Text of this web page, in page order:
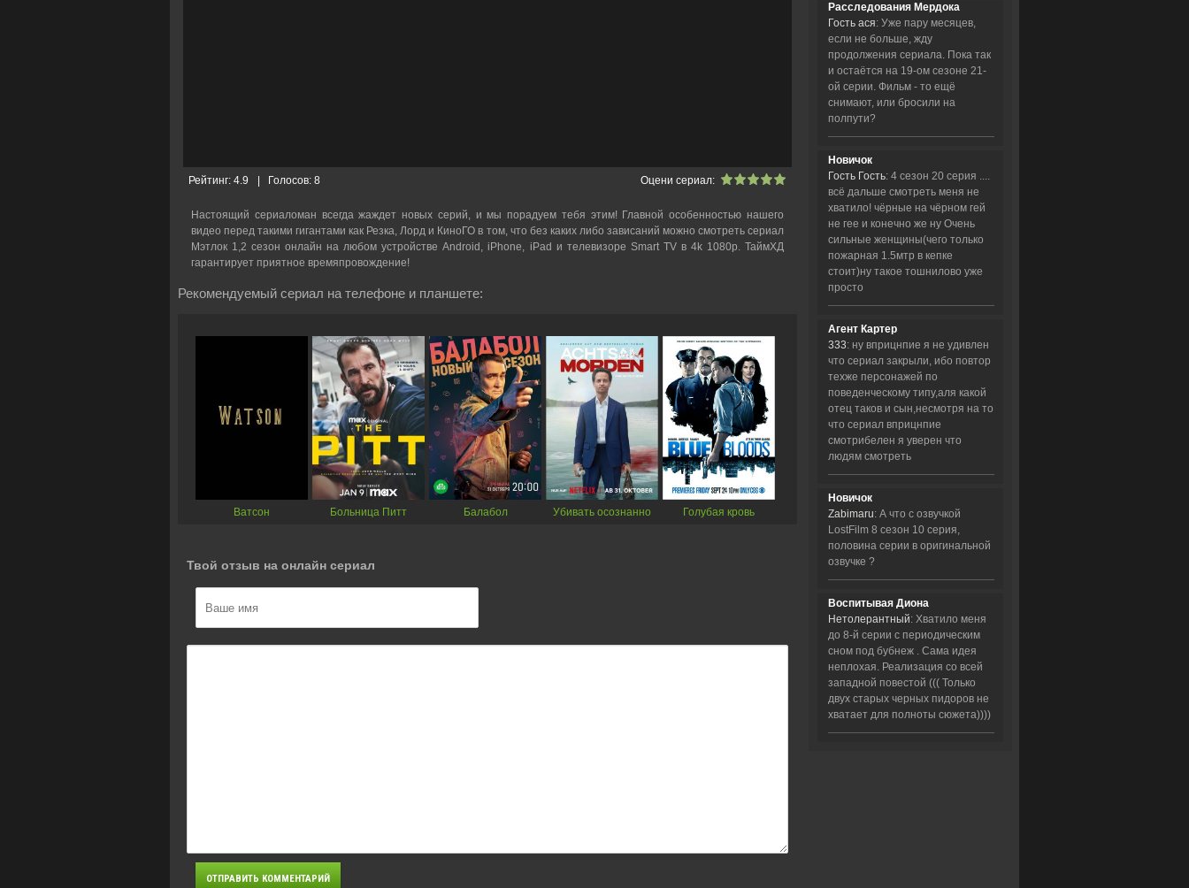
Оцени сериал:
Рейтинг: 4.9 Голосов:8
Настоящий сериаломан всегда жаждет новых серий, и мы порадуем тебя этим! Главной особенностью нашего
видео перед такими гигантами как Резка, Лорд и КиноГО в том, что без каких либо зависаний можно смотреть cериал
Мэтлок 1,2 сезон онлайн на любом устройстве Android, iPhone, iPad и телевизоре Smart TV в 4k 1080p. ТаймХД
гарантирует приятное времяпровождение!
Рекомендуемый сериал на телефоне и планшете:
Ватсон Больница Питт Балабол Убивать осознанно Голубая кровь
Твой отзыв на онлайн сериал
Расследования Мердока
Гость ася: Уже пару месяцев,
если не больше, жду
продолжения сериала. Пока так
и остаётся на 19-ом сезоне 21-
ой серии. Фильм - то ещё
снимают, или бросили на
полпути?
Новичок
Гость Гость: 4 сезон 20 серия ....
всё дальше смотреть меня не
хватило! чёрные на чёрном гей
не гее и конечно же ну Очень
сильные женщины(чего только
пожарная 1.5мтр в кепке
стоит)ну такое тошнилово уже
просто
Агент Картер
333: ну вприцнпие я не удивлен
что сериал закрыли, ибо повтор
техже персонажей по
поведенческому типу,аля какой
отец таков и сын,несмотря на то
что сериал вприцнпие
смотрибелен я уверен что
людям смотреть
Новичок
Zabimaru: А что с озвучкой
LostFilm 8 сезон 10 серия,
половина серии в оригинальной
озвучке ?
Воспитывая Диона
Нетолерантный: Хватило меня
до 8-й серии с периодическим
сном под бубнеж . Сама идея
неплохая. Реализация со всей
западной повестой ((( Только
двух старых черных пидоров не
хватает для полноты сюжета))))